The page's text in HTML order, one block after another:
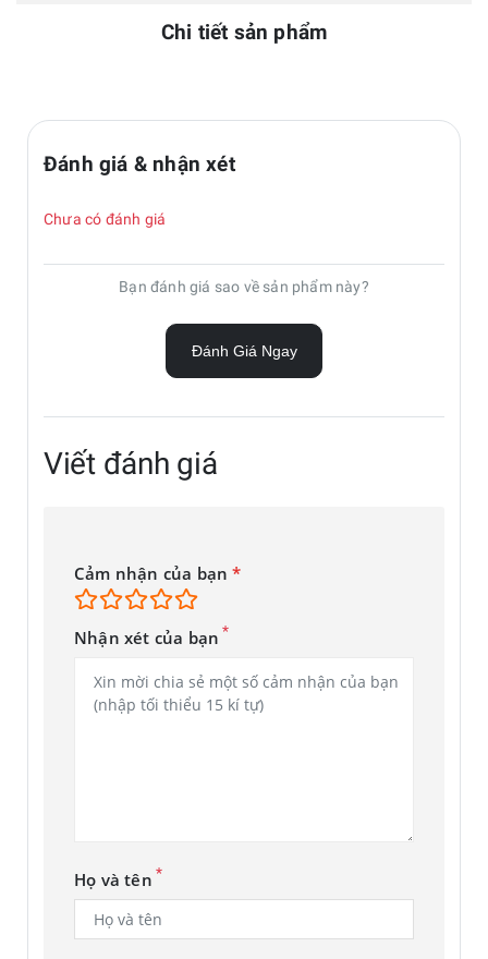
Chi tiết sản phẩm
Đánh giá & nhận xét
Chưa có đánh giá
Bạn đánh giá sao về sản phẩm này?
Đánh Giá Ngay
Viết đánh giá
Cảm nhận của bạn*
Nhận xét của bạn *
Họ và tên *